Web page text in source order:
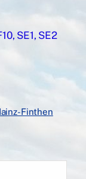
SE1, SE2
Finthen